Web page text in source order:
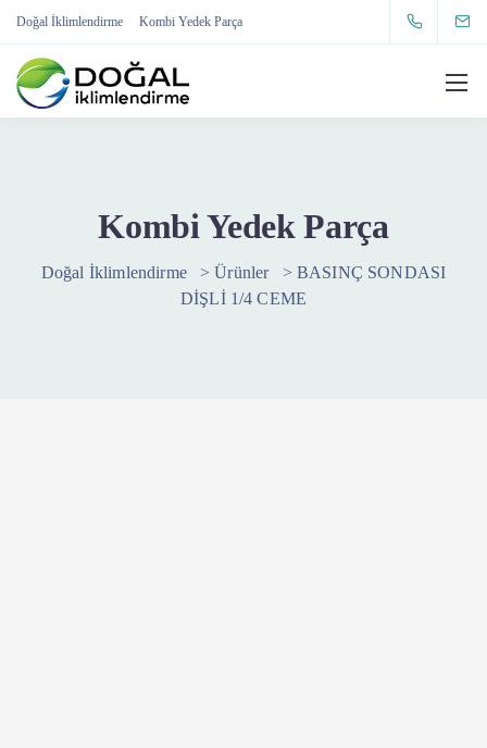
Doğal İklimlendirme Kombi Yedek Parça
Kombi Yedek Parça
Doğal İklimlendirme >Ürünler > BASINÇ SONDASI
DİŞLİ 1/4 CEME